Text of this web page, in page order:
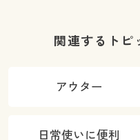
わらか・選べ
OK・1年中は
向
地
関連するトピ
アウター
日常使いに便利